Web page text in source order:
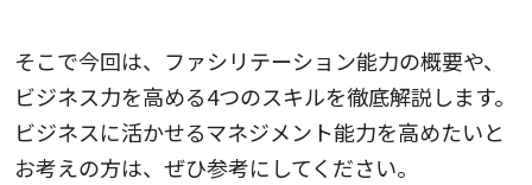
そこで今回は、ファシリテーション能力の概要や、
ビジネス力を高める4つのスキルを徹底解説します。
ビジネスに活かせるマネジメント能力を高めたいと
お考えの方は、ぜひ参考にしてください。